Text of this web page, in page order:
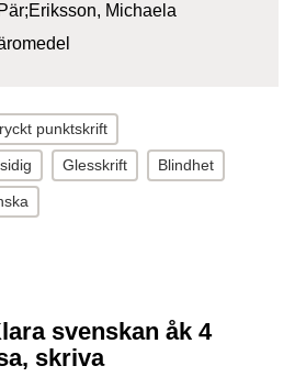
Michaela
punktskrift
Glesskrift Blindhet
svenskan åk 4
skriva